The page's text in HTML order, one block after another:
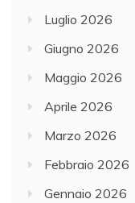
Luglio 2026
Giugno 2026
Maggio 2026
Aprile 2026
Marzo 2026
Febbraio 2026
Gennaio 2026